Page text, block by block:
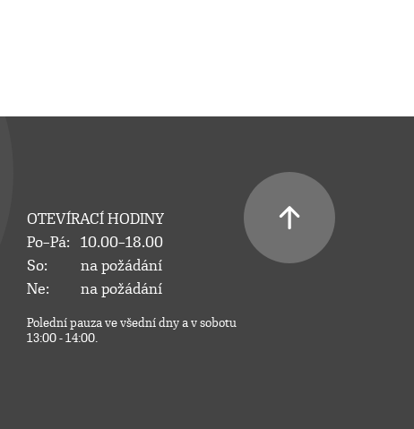
OTEVÍRACÍ HODINY
Po–Pá:
10.00–18.00
So:
na požádání
Ne:
na požádání
Polední pauza ve všední dny a v sobotu
13:00 - 14:00.